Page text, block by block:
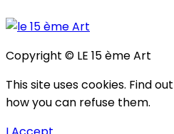
Copyright © LE 15 ème Art
This site uses cookies. Find
how you can refuse them.